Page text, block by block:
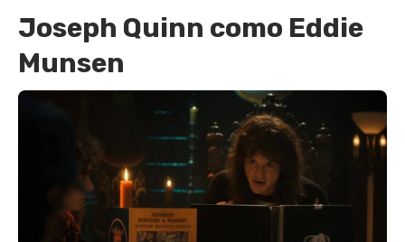
Joseph Quinn como Eddie
Munsen